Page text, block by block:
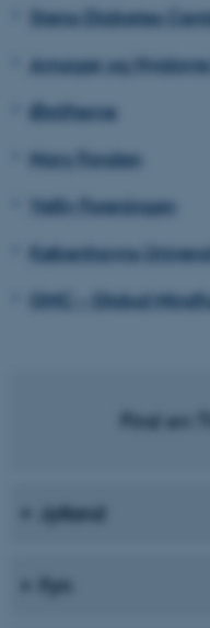
Steno Diabetes
Amager og
Østifterne
Mary Fonden
Velliv Foreningen
Københavns
GMC – Global
Find
Jylland
Fyn